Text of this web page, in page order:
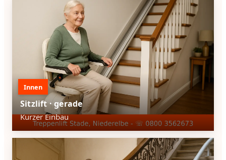
Innen
Sitzlift · gerade
Kurzer Einbau